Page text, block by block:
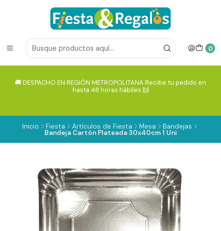
0
🚚 DESPACHO EN REGIÓN METROPOLITANA Recibe tu pedido en
hasta 48 horas hábiles 🙌
Inicio Fiesta Artículos de Fiesta Mesa Bandejas
Bandeja Cartón Plateada 30x40cm 1 Uni